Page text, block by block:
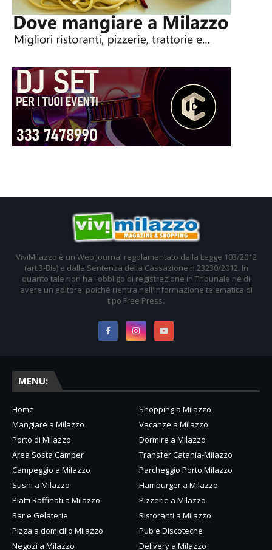
ViviMilazzo è un Web Journal regolamentato dalla Legge 103/2012
(art.3-Bis) e dalla Sentenza della Cassazione n.23230/2012. In
quanto tale non ha l'obbligo di registrazione in Tribunale nè di
avere un editore, poiché rientra nell'informazione telematica di
tipo Free Press.
MENU:
Home
Shopping a Milazzo
Mangiare a Milazzo
Vacanze a Milazzo
Porto di Milazzo
Dormire a Milazzo
Area Sosta Camper
Transfer Catania-Milazzo
Campeggio a Milazzo
Parcheggio Porto Milazzo
Sushi a Milazzo
Hamburger a Milazzo
Piatti Raffinati a Milazzo
Pizzerie a Milazzo
Bar e Gelaterie
Ristoranti a Milazzo
Pizza a domicilio Milazzo
Pub e Discoteche
Negozi a Milazzo
Delivery a Milazzo